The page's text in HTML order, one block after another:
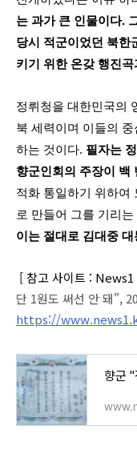
는 과가 큰 인물이다.
당시 적군이었던 북한
키기 위한 온갖 행진
정뤼청을 대한민국의
북 세력이며 이들의
하는 것이다. 필자는
향군인회의 주장이 백
적화 통일하기 위하여
로 만들어 그를 기리
이는 절대로 김대중
[ 참고 사이트 : News1
단 1원도 써선 안 돼",
https://